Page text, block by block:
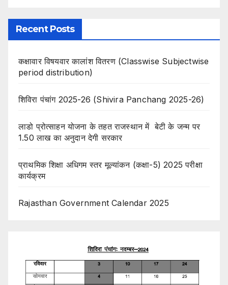
Recent Posts
कक्षावार विषयवार कालांश वितरण (Classwise Subjectwise
period distribution)
शिविरा पंचांग 2025-26 (Shivira Panchang 2025-26)
लाडो प्रोत्साहन योजना के तहत राजस्थान में बेटी के जन्म पर
1.50 लाख का अनुदान देगी सरकार
प्राथमिक शिक्षा अधिगम स्तर मूल्यांकन (कक्षा-5) 2025 परीक्षा
कार्यक्रम
Rajasthan Government Calendar 2025